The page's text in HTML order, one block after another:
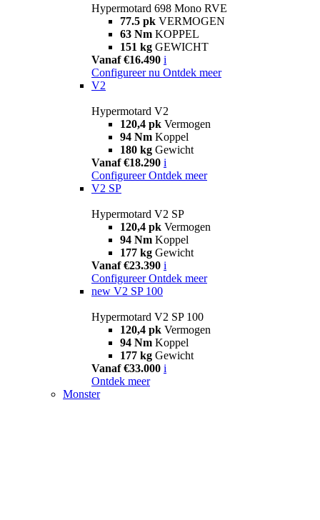
Hypermotard 698 Mono RVE
77.5 pk VERMOGEN
63 Nm KOPPEL
151 kg GEWICHT
Vanaf €16.490 i
Configureer nu Ontdek meer
V2
Hypermotard V2
120,4 pk Vermogen
94 Nm Koppel
180 kg Gewicht
Vanaf €18.290 i
Configureer Ontdek meer
V2 SP
Hypermotard V2 SP
120,4 pk Vermogen
94 Nm Koppel
177 kg Gewicht
Vanaf €23.390 i
Configureer Ontdek meer
new V2 SP 100
Hypermotard V2 SP 100
120,4 pk Vermogen
94 Nm Koppel
177 kg Gewicht
Vanaf €33.000 i
Ontdek meer
Monster